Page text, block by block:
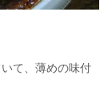
て、薄めの味付